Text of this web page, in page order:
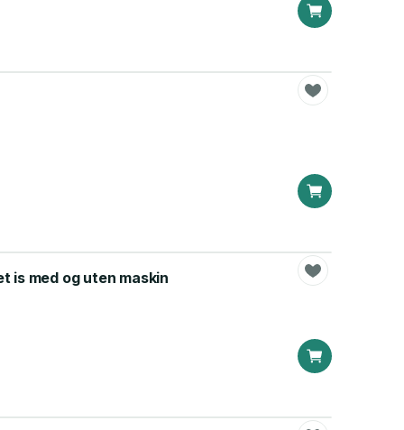
is med og uten maskin